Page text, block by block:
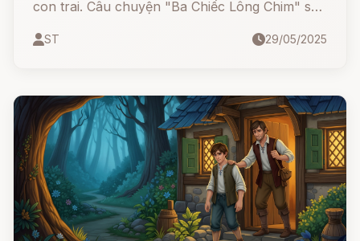
con trai. Câu chuyện "Ba Chiếc Lông Chim" sẽ
chàng trai tưởng như ngốc nghếch, nhưng đã
ST 29/05/2025